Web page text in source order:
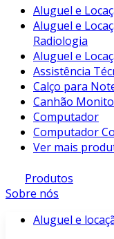
Aluguel e
Aluguel e
Radiologia
Aluguel e
Assistência
Calço para
Canhão
Computador
Computador
Ver mais
Produtos
Sobre nós
Aluguel e